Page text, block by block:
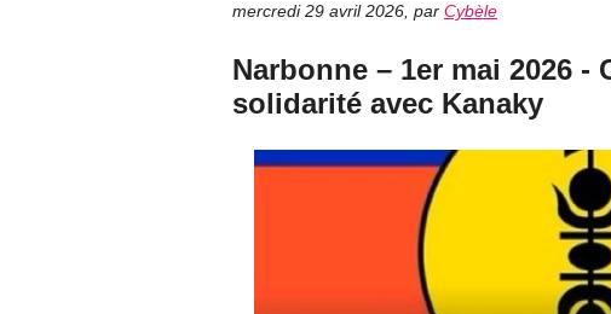
mercredi 29 avril 2026 par Cybèle
Narbonne – 1er mai 2026 -
solidarité avec Kanaky